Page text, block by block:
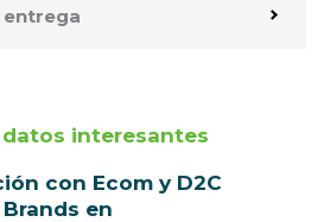
entrega
interesantes
con Ecom y D2C
Brands en